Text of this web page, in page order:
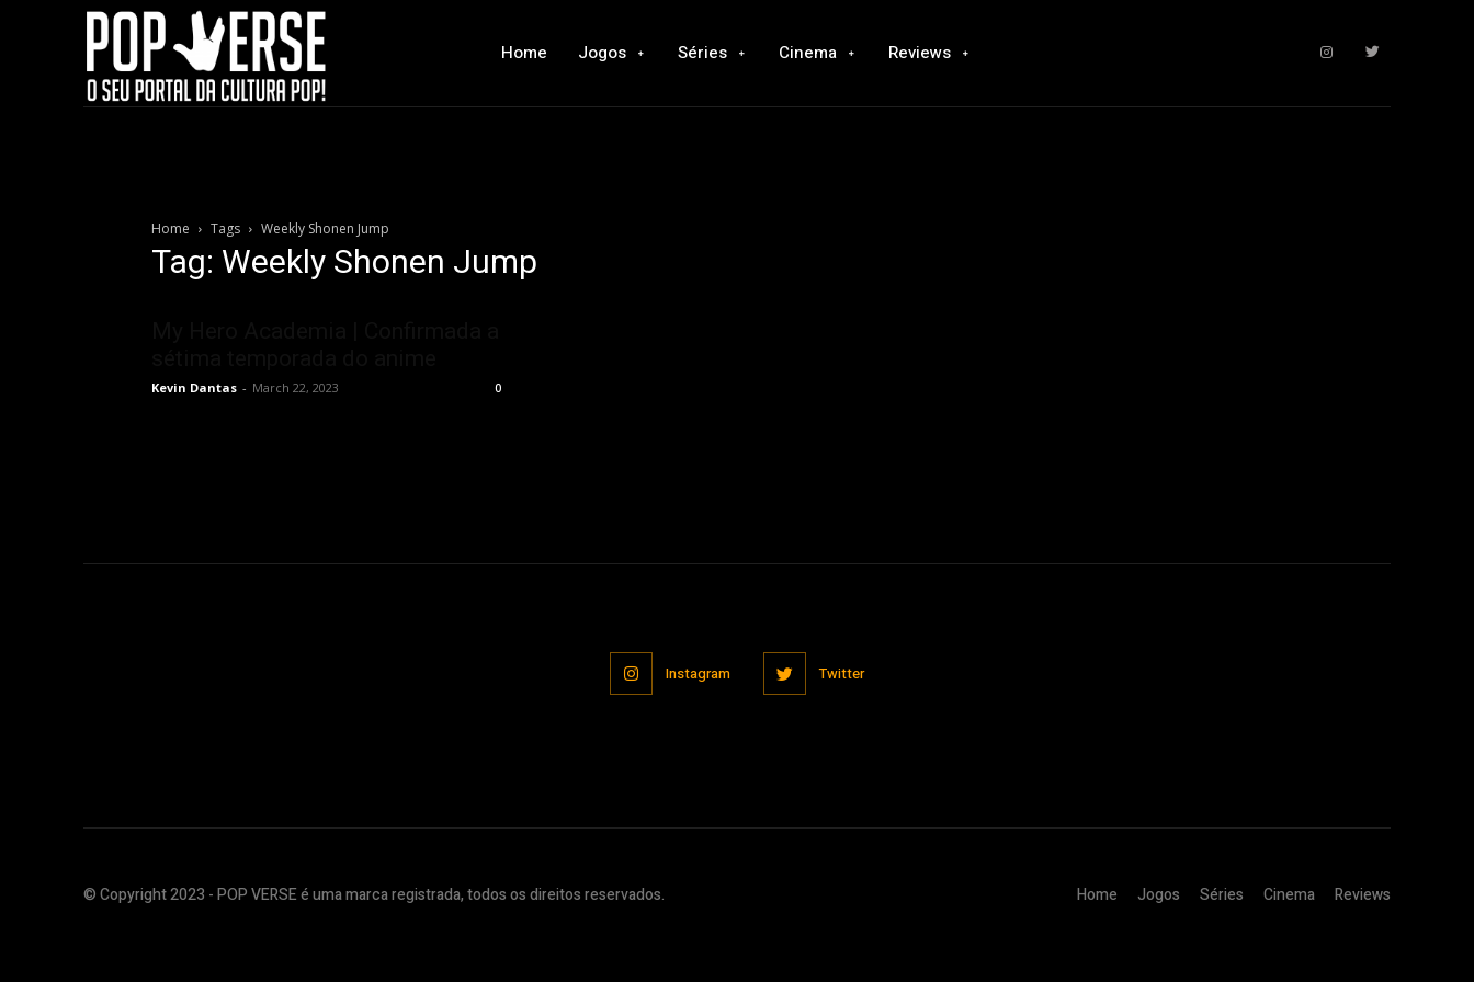
Home Jogos Séries Cinema Reviews
Home Tags Weekly Shonen Jump
Tag: Weekly Shonen Jump
Kevin Dantas - March 22, 2023 0
Instagram Twitter
© Copyright 2023 - POP VERSE é uma marca registrada, todos os direitos reservados. Home Jogos Séries Cinema Reviews